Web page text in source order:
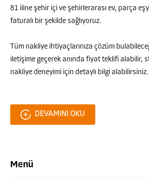
81 iline şehir içi ve şehirlerarası ev, parça
faturalı bir şekilde sağlıyoruz.
Tüm nakliye ihtiyaçlarınıza çözüm
iletişime geçerek anında fiyat teklifi alabilir,
nakliye deneyimi için detaylı bilgi alabilirsiniz.
DEVAMINI OKU
Menü